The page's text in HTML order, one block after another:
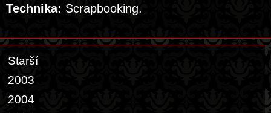
Technika: Scrapbooking.
Starší
2003
2004